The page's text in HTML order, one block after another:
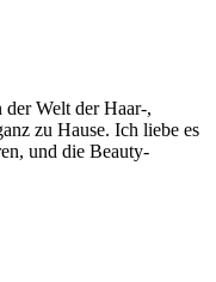
Welt der Haar-,
zu Hause. Ich liebe es
und die Beauty-